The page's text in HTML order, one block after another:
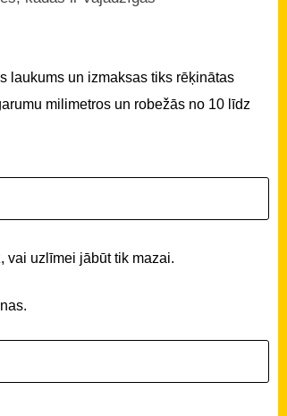
laukums un izmaksas tiks rēķinātas
milimetros un robežās no 10 līdz
vai uzlīmei jābūt tik mazai.